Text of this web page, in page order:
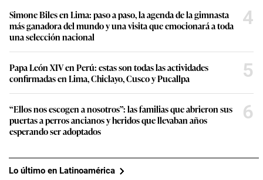
Simone Biles en Lima: paso a paso, la agenda de la gimnasta
más ganadora del mundo y una visita que emocionará a toda
una selección nacional
4
Papa León XIV en Perú: estas son todas las actividades
confirmadas en Lima, Chiclayo, Cusco y Pucallpa
5
“Ellos nos escogen a nosotros”: las familias que abrieron sus
puertas a perros ancianos y heridos que llevaban años
esperando ser adoptados
6
Lo último en Latinoamérica